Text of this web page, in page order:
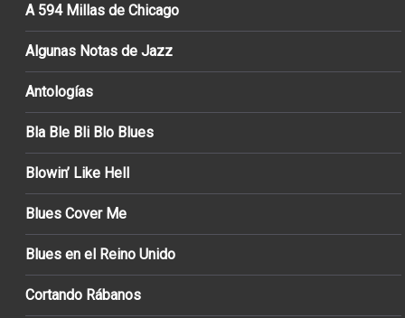
A 594 Millas de Chicago
Algunas Notas de Jazz
Antologías
Bla Ble Bli Blo Blues
Blowin’ Like Hell
Blues Cover Me
Blues en el Reino Unido
Cortando Rábanos